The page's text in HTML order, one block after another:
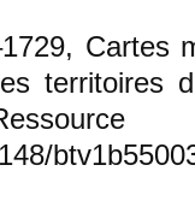
Cartes
territoires